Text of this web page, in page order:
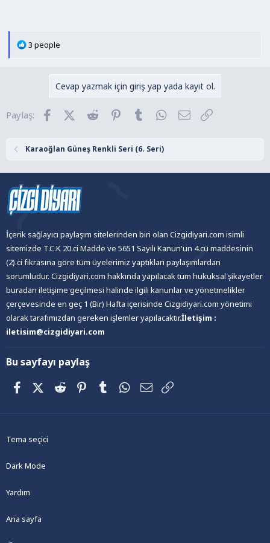
T
e
3 people
Cevap yazmak için giriş yap yada kayıt ol.
Paylaş: FacebookX (Twitter)
Reddit Pinterest
Tumblr WhatsApp
E-posta
Karaoğlan Güneş Renkli Seri (6. Seri)
İçerik sağlayıcı paylaşım sitelerinden biri olan Cizgidiyari.com isimli
sitemizde T.C.K 20.ci Madde ve 5651 Sayılı Kanun'un 4.cü maddesinin
(2).ci fıkrasına göre tüm üyelerimiz yaptıkları paylaşımlardan
sorumludur. Cizgidiyari.com hakkında yapılacak tüm hukuksal şikayetler
buradan iletişime geçilmesi halinde ilgili kanunlar ve yönetmelikler
çerçevesinde en geç 1 (Bir) Hafta içerisinde Cizgidiyari.com yönetimi
olarak tarafımızdan gereken işlemler yapılacaktır.İletişim :
iletisim@cizgidiyari.com
Bu sayfayı paylaş
FacebookX (Twitter)
Reddit PinterestTumblrWhatsApp
E-posta
Tema seçici
Dark Mode
Yardım
Ana sayfa